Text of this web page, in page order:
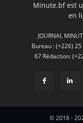
Minute.bf est
en
JOURNAL
Bureau : (+226)
67 Rédaction:
© 2018 -